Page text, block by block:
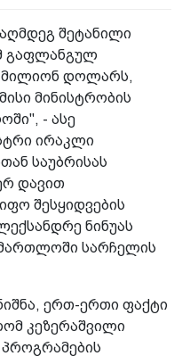
შეტანილი
გაფლანგულ
დოლარს,
მინისტრობის
- ასე
ირაკლი
საუბრისას
დავით
შესყიდვების
ნინუას
სარჩელის
ერთ-ერთი ფაქტი
კეზერაშვილი